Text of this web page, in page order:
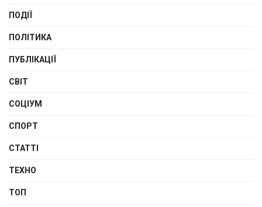
ПОДІЇ
ПОЛІТИКА
ПУБЛІКАЦІЇ
СВІТ
СОЦІУМ
СПОРТ
СТАТТІ
ТЕХНО
ТОП